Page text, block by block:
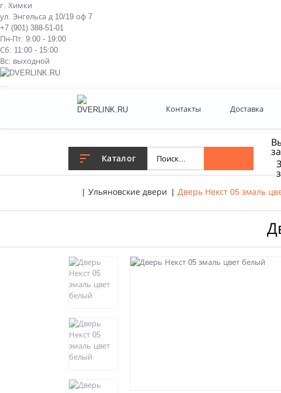
г. Химки
ул. Энгельса д 10/19 оф 7
+7 (901) 388-51-01
Пн-Пт: 9:00 - 19:00
Сб: 11:00 - 15:00
Вс: выходной
Контакты Доставка
Каталог
Ульяновские двери Дверь Некст 05 эмаль